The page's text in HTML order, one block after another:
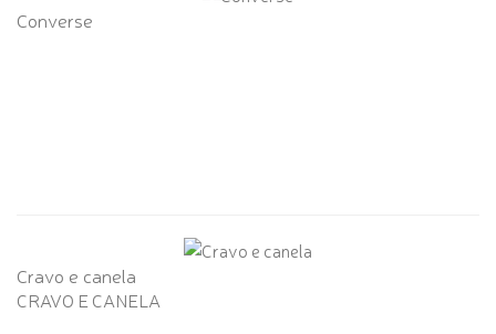
Converse
Cravo e canela
CRAVO E CANELA